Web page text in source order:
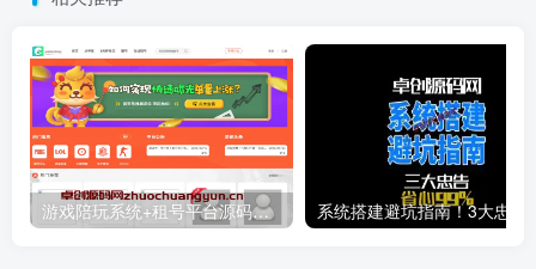
游戏陪玩系统+租号平台源码下载｜小姐姐陪玩/声优任务/绝地LOL下单｜多端适配威客平台源码